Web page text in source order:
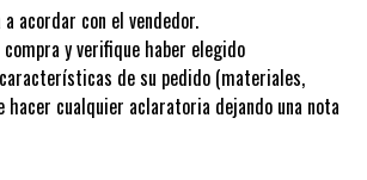
acordar con el vendedor.
y verifique haber elegido
de su pedido (materiales,
hacer cualquier aclaratoria dejando una nota